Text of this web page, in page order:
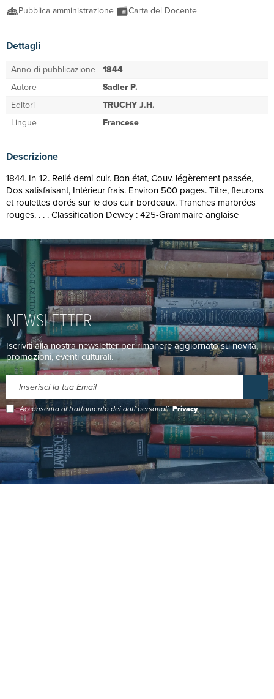
Pubblica amministrazione
Carta del Docente
Dettagli
Anno di pubblicazione 1844
Autore
Sadler P.
Editori
TRUCHY J.H.
Lingue
Francese
Descrizione
1844. In-12. Relié demi-cuir. Bon état, Couv. légèrement passée,
Dos satisfaisant, Intérieur frais. Environ 500 pages. Titre, fleurons
et roulettes dorés sur le dos cuir bordeaux. Tranches marbrées
rouges. . . . Classification Dewey : 425-Grammaire anglaise
NEWSLETTER
Iscriviti alla nostra newsletter per rimanere aggiornato su novità,
promozioni, eventi culturali.
Acconsento al trattamento dei dati personali.Privacy